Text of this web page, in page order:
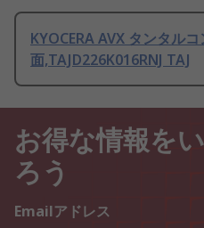
KYOCERA AVX タンタル
面,TAJD226K016RNJ TAJ
お得な情報を
ろう
Emailアドレス